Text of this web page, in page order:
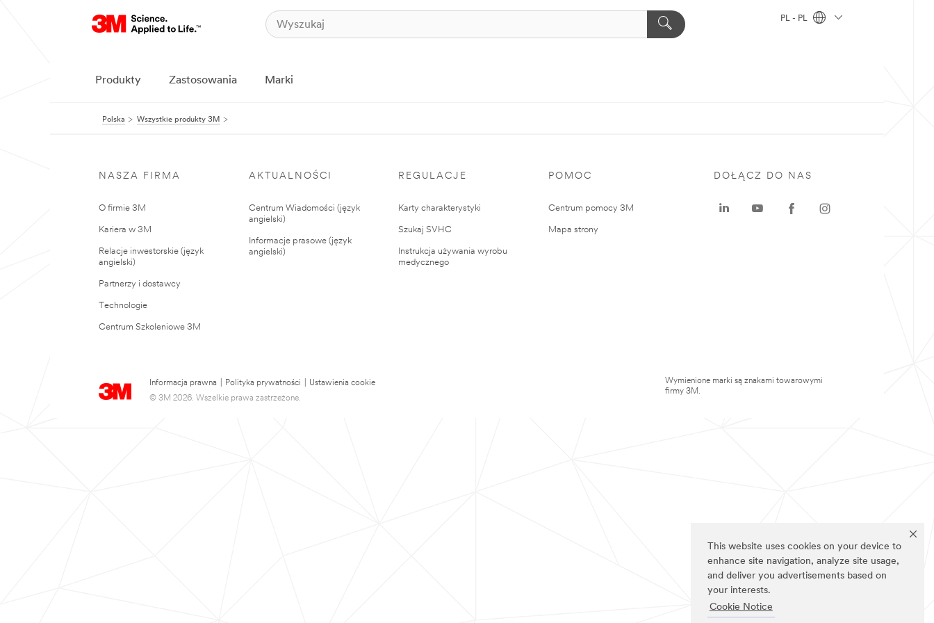
This website uses cookies on your device to
enhance site navigation, analyze site usage,
and deliver you advertisements based on
your interests.
Cookie Notice
PL - PL
Produkty Zastosowania Marki
Polska Wszystkie produkty 3M
NASZA FIRMA
O firmie 3M
Kariera w 3M
Relacje inwestorskie (język
angielski)
Partnerzy i dostawcy
Technologie
Centrum Szkoleniowe 3M
AKTUALNOŚCI
Centrum Wiadomości (język
angielski)
Informacje prasowe (język
angielski)
REGULACJE
Karty charakterystyki
Szukaj SVHC
Instrukcja używania wyrobu
medycznego
POMOC
Centrum pomocy 3M
Mapa strony
Informacja prawna Polityka prywatności
Ustawienia cookie
© 3M 2026. Wszelkie prawa zastrzeżone.
DOŁĄCZ DO NAS
Wymienione marki są znakami towarowymi
firmy 3M.